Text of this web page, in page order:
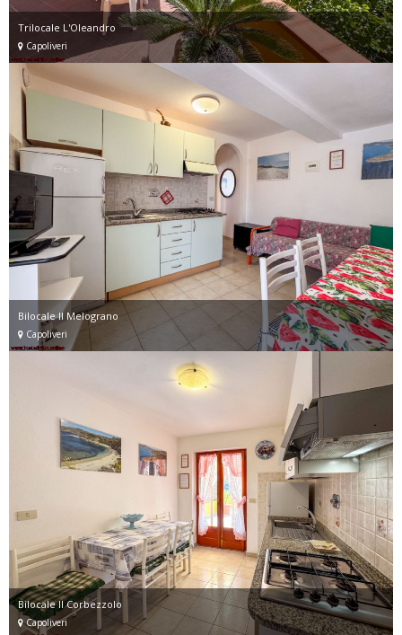
Trilocale L'Oleandro
Capoliveri
Bilocale Il Melograno
Capoliveri
Bilocale Il Corbezzolo
Capoliveri